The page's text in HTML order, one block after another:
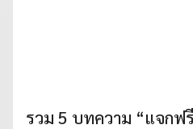
รวม 5 บทความ “แจกฟ